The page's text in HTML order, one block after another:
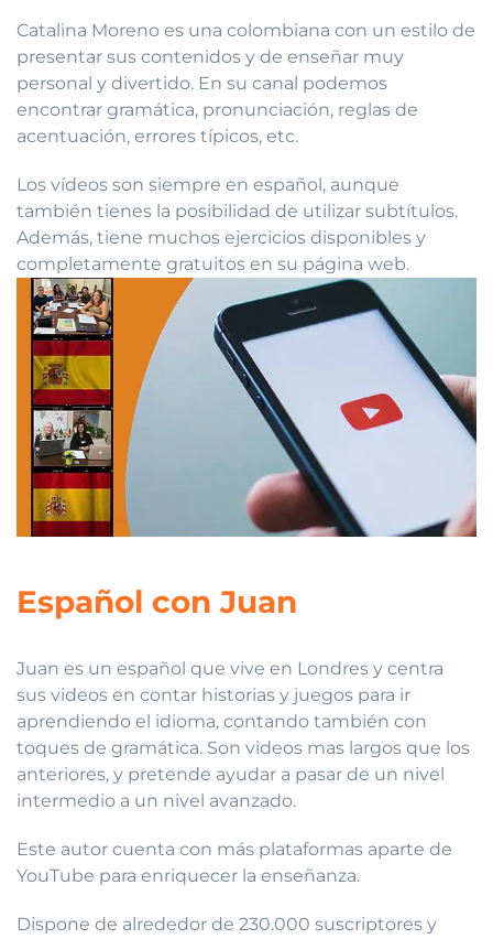
Catalina Moreno es una colombiana con un estilo de
presentar sus contenidos y de enseñar muy
personal y divertido. En su canal podemos
encontrar gramática, pronunciación, reglas de
acentuación, errores típicos, etc.
Los vídeos son siempre en español, aunque
también tienes la posibilidad de utilizar subtítulos.
Además, tiene muchos ejercicios disponibles y
completamente gratuitos en su página web.
Español con Juan
Juan es un español que vive en Londres y centra
sus videos en contar historias y juegos para ir
aprendiendo el idioma, contando también con
toques de gramática. Son videos mas largos que los
anteriores, y pretende ayudar a pasar de un nivel
intermedio a un nivel avanzado.
Este autor cuenta con más plataformas aparte de
YouTube para enriquecer la enseñanza.
Dispone de alrededor de 230.000 suscriptores y